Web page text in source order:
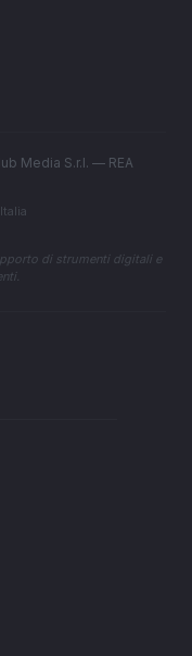
Media S.r.l. — REA
di strumenti digitali e